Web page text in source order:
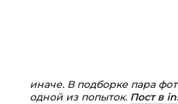
иначе. В подборке пара
одной из попыток. Пост в